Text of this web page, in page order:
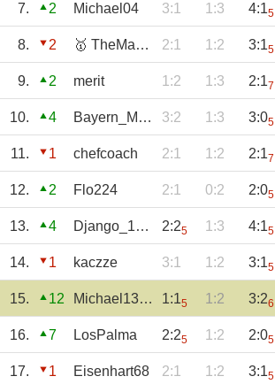
7. 2 Michael04 3:1 1:3 4:15
8. 2 🥇 TheMagicEye 2:1 1:2 3:15
9. 2 merit 1:2 1:3 2:17
10. 4 Bayern_München 3:2 1:3 3:05
11. 1 chefcoach 2:1 1:2 2:17
12. 2 Flo224 2:1 0:2 2:05
13. 4 Django_1609 2:25 1:3 4:15
14. 1 kaczze 3:1 1:2 3:15
15. 12 Michael1309 1:15 1:2 3:26
16. 7 LosPalma 2:25 1:2 2:05
17. 1 Eisenhart68 2:1 1:2 3:15